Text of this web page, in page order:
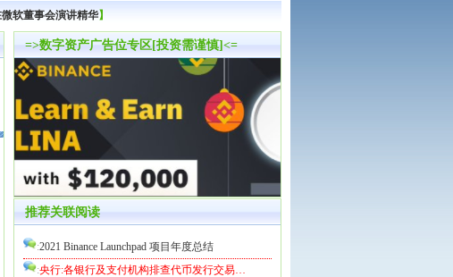
软董事会演讲精华】
=>数字资产广告位专区[投资需谨慎]<=
推荐关联阅读
:2021 Binance Launchpad 项目年度总结
:央行:各银行及支付机构排查代币发行交易…